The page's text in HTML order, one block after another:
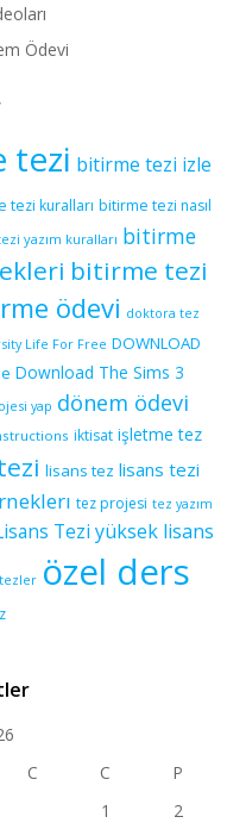
Ödevi
tezi bitirme tezi izle
tezi kuralları bitirme tezi nasıl
yazım kuralları bitirme
bitirme tezi
ödevi doktora tez
Life For Free DOWNLOAD
Download The Sims 3
yap dönem ödevi
iktisat işletme tez
lisans tez lisans tezi
tez projesi tez yazım
Tezi yüksek lisans
özel ders
C C
P
1
2